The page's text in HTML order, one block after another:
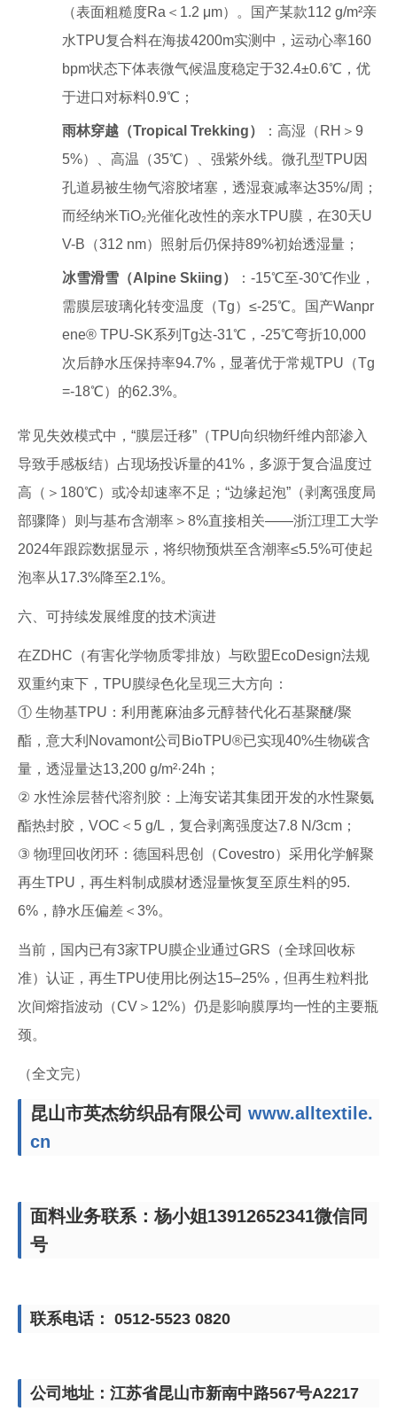
（表面粗糙度Ra＜1.2 μm）。国产某款112 g/m²亲
水TPU复合料在海拔4200m实测中，运动心率160
bpm状态下体表微气候温度稳定于32.4±0.6℃，优
于进口对标料0.9℃；
雨林穿越（Tropical Trekking）
：高湿（RH＞9
5%）、高温（35℃）、强紫外线。微孔型TPU因
孔道易被生物气溶胶堵塞，透湿衰减率达35%/周；
而经纳米TiO₂光催化改性的亲水TPU膜，在30天U
V-B（312 nm）照射后仍保持89%初始透湿量；
冰雪滑雪（Alpine Skiing）
：-15℃至-30℃作业，
需膜层玻璃化转变温度（Tg）≤-25℃。国产Wanpr
ene® TPU-SK系列Tg达-31℃，-25℃弯折10,000
次后静水压保持率94.7%，显著优于常规TPU（Tg
=-18℃）的62.3%。
常见失效模式中，“膜层迁移”（TPU向织物纤维内部渗入
导致手感板结）占现场投诉量的41%，多源于复合温度过
高（＞180℃）或冷却速率不足；“边缘起泡”（剥离强度局
部骤降）则与基布含潮率＞8%直接相关——浙江理工大学
2024年跟踪数据显示，将织物预烘至含潮率≤5.5%可使起
泡率从17.3%降至2.1%。
六、可持续发展维度的技术演进
在ZDHC（有害化学物质零排放）与欧盟EcoDesign法规
双重约束下，TPU膜绿色化呈现三大方向：
① 生物基TPU：利用蓖麻油多元醇替代化石基聚醚/聚
酯，意大利Novamont公司BioTPU®已实现40%生物碳含
量，透湿量达13,200 g/m²·24h；
② 水性涂层替代溶剂胶：上海安诺其集团开发的水性聚氨
酯热封胶，VOC＜5 g/L，复合剥离强度达7.8 N/3cm；
③ 物理回收闭环：德国科思创（Covestro）采用化学解聚
再生TPU，再生料制成膜材透湿量恢复至原生料的95.
6%，静水压偏差＜3%。
当前，国内已有3家TPU膜企业通过GRS（全球回收标
准）认证，再生TPU使用比例达15–25%，但再生粒料批
次间熔指波动（CV＞12%）仍是影响膜厚均一性的主要瓶
颈。
（全文完）
昆山市英杰纺织品有限公司 www.alltextile.
cn
面料业务联系：杨小姐13912652341微信同
号
联系电话： 0512-5523 0820
公司地址：江苏省昆山市新南中路567号A2217